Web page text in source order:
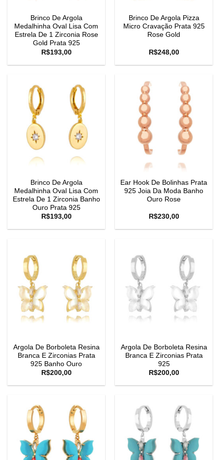
Brinco De Argola
Medalhinha Oval Lisa Com
Estrela De 1 Zirconia Rose
Gold Prata 925
R$193,00
Brinco De Argola Pizza
Micro Cravação Prata 925
Rose Gold
R$248,00
Brinco De Argola
Medalhinha Oval Lisa Com
Estrela De 1 Zirconia Banho
Ouro Prata 925
R$193,00
Ear Hook De Bolinhas Prata
925 Joia Da Moda Banho
Ouro Rose
R$230,00
Argola De Borboleta Resina
Branca E Zirconias Prata
925 Banho Ouro
R$200,00
Argola De Borboleta Resina
Branca E Zirconias Prata
925
R$200,00